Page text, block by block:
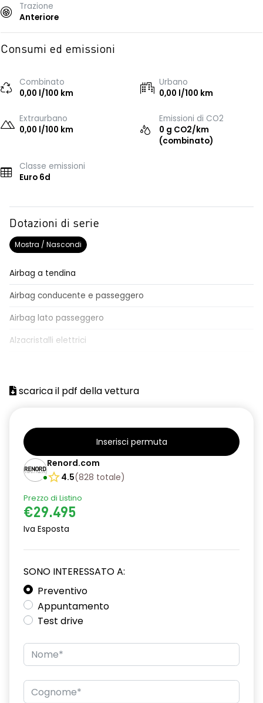
Trazione
Anteriore
Consumi ed emissioni
Combinato
0,00 l/100 km
Urbano
0,00 l/100 km
Extraurbano
0,00 l/100 km
Emissioni di CO2
0 g CO2/km
(combinato)
Classe emissioni
Euro 6d
Dotazioni di serie
Mostra / Nascondi
Airbag a tendina
Airbag conducente e passeggero
Airbag lato passeggero
Alzacristalli elettrici
Batteria
Chiusura centralizzata
Climatizzatore
Console centrale multifunzione
Fendinebbia anteriori
Impianto audio con touchscreen
Maniglie esterne in tinta
Pacchetto sicurezza
Riconoscimento segnali stradali
Sedili anteriori regolabili
scarica il pdf della vettura
Inserisci permuta
Renord.com
4.5(828 totale)
Prezzo di Listino
€29.495
Iva Esposta
SONO INTERESSATO A:
Preventivo
Appuntamento
Test drive